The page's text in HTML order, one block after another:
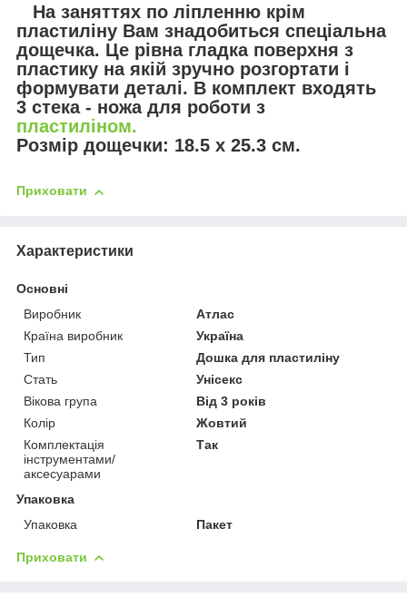
На заняттях по ліпленню крім
пластиліну Вам знадобиться спеціальна
дощечка. Це рівна гладка поверхня з
пластику на якій зручно розгортати і
формувати деталі. В комплект входять
3 стека - ножа для роботи з
пластиліном.
Розмір дощечки: 18.5 х 25.3 см.
Приховати
Характеристики
Основні
Виробник
Атлас
Країна виробник
Україна
Тип
Дошка для пластиліну
Стать
Унісекс
Вікова група
Від 3 років
Колір
Жовтий
Комплектація
інструментами/
аксесуарами
Так
Упаковка
Упаковка
Пакет
Приховати